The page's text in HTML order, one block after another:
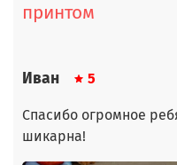
принтом
Иван 5
Спасибо огромное
шикарна!